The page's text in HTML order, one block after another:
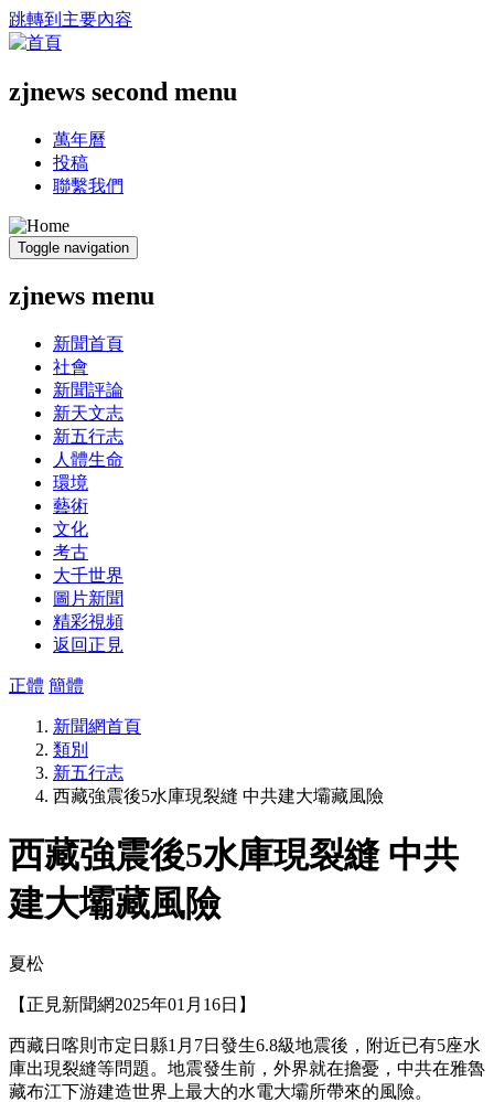
跳轉到主要內容
zjnews second menu
萬年曆
投稿
聯繫我們
Toggle navigation
zjnews menu
新聞首頁
社會
新聞評論
新天文志
新五行志
人體生命
環境
藝術
文化
考古
大千世界
圖片新聞
精彩視頻
返回正見
正體 簡體
新聞網首頁
類別
新五行志
西藏強震後5水庫現裂縫 中共建大壩藏風險
西藏強震後5水庫現裂縫 中共
建大壩藏風險
夏松
【正見新聞網2025年01月16日】
西藏日喀則市定日縣1月7日發生6.8級地震後，附近已有5座水
庫出現裂縫等問題。地震發生前，外界就在擔憂，中共在雅魯
藏布江下游建造世界上最大的水電大壩所帶來的風險。